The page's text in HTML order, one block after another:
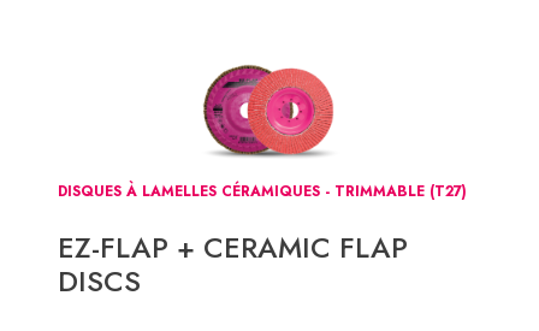
DISQUES À LAMELLES CÉRAMIQUES - TRIMMABLE (T27)
EZ-FLAP + CERAMIC FLAP
DISCS